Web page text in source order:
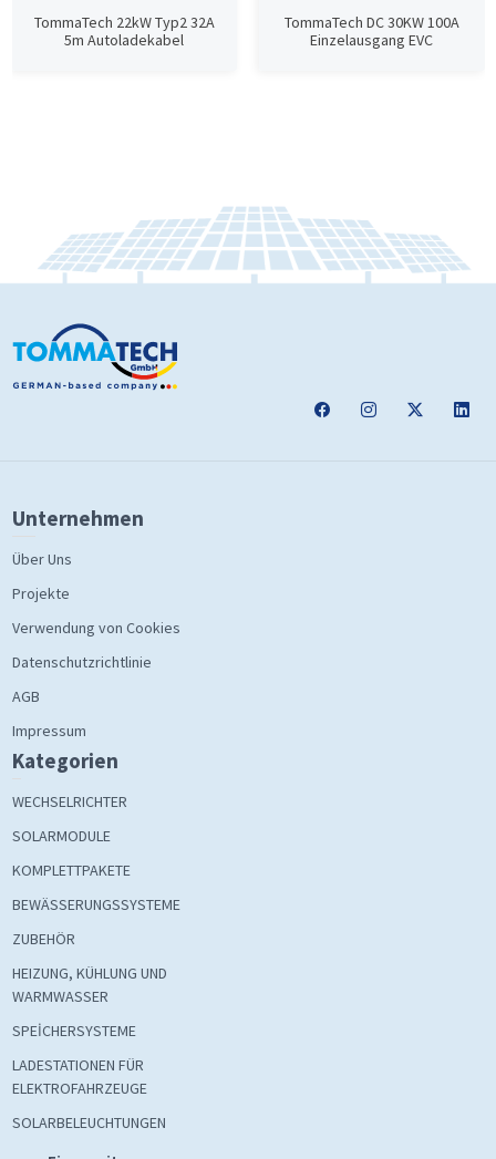
TommaTech 22kW Typ2 32A
5m Autoladekabel
TommaTech DC 30KW 100A
Einzelausgang EVC
Unternehmen
Über Uns
Projekte
Verwendung von Cookies
Datenschutzrichtlinie
AGB
Impressum
Kategorien
WECHSELRICHTER
SOLARMODULE
KOMPLETTPAKETE
BEWÄSSERUNGSSYSTEME
ZUBEHÖR
HEIZUNG, KÜHLUNG UND
WARMWASSER
SPEİCHERSYSTEME
LADESTATIONEN FÜR
ELEKTROFAHRZEUGE
SOLARBELEUCHTUNGEN